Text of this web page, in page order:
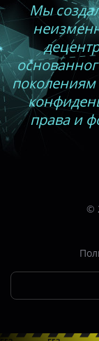
Мы
поколениям
права и
©